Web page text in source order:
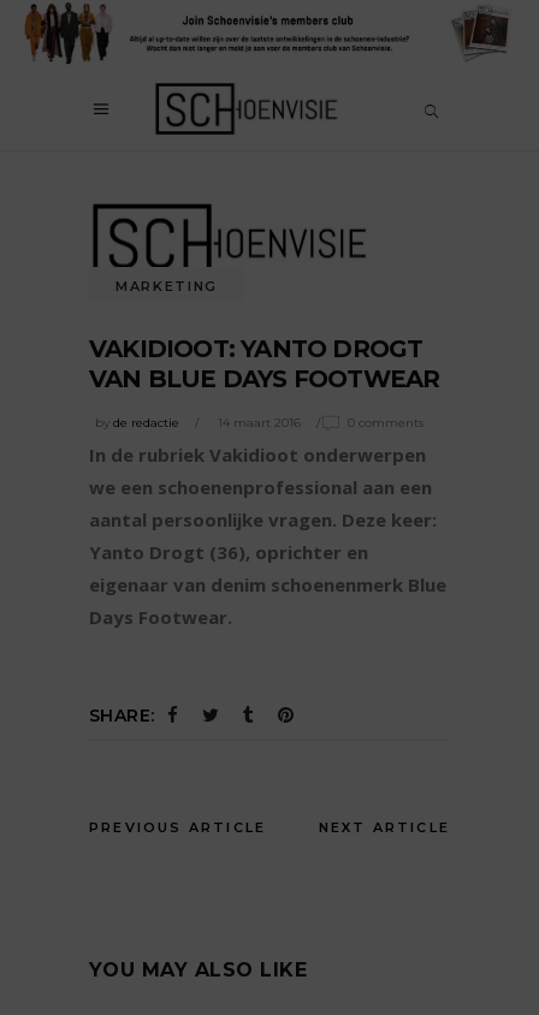
MARKETING
VAKIDIOOT: YANTO DROGT
VAN BLUE DAYS FOOTWEAR
by de redactie 14 maart 2016 0 comments
In de rubriek Vakidioot onderwerpen
we een schoenenprofessional aan een
aantal persoonlijke vragen. Deze keer:
Yanto Drogt (36), oprichter en
eigenaar van denim schoenenmerk Blue
Days Footwear.
SHARE:
PREVIOUS ARTICLE NEXT ARTICLE
YOU MAY ALSO LIKE